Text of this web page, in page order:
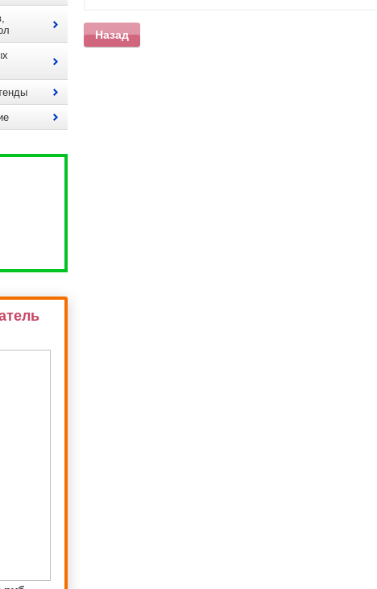
Назад